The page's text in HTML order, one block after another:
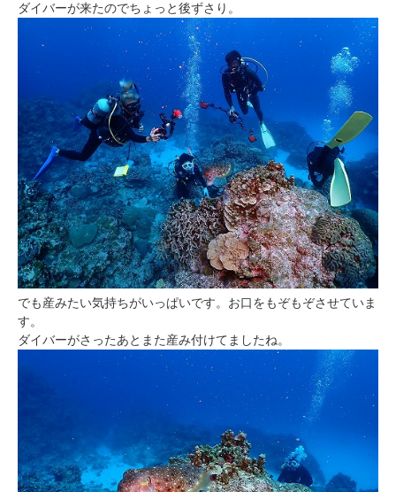
ダイバーが来たのでちょっと後ずさり。
でも産みたい気持ちがいっぱいです。お口をもぞもぞさせていま
す。
ダイバーがさったあとまた産み付けてましたね。